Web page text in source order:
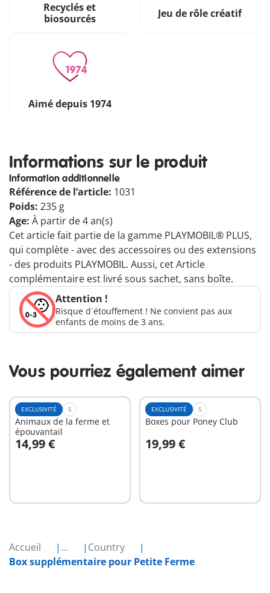
Accueil ...
Country
Box supplémentaire pour Petite Ferme
Recyclés et
biosourcés
Jeu de rôle créatif
Aimé depuis 1974
Informations sur le produit
Information additionnelle
Référence de l’article: 1031
Poids: 235 g
Age: À partir de 4 an(s)
Cet article fait partie de la gamme PLAYMOBIL® PLUS,
qui complète - avec des accessoires ou des extensions
- des produits PLAYMOBIL. Aussi, cet Article
complémentaire est livré sous sachet, sans boîte.
Attention !
Risque d´étouffement ! Ne convient pas aux
enfants de moins de 3 ans.
Vous pourriez également aimer
EXCLUSIVITÉ S
Animaux de la ferme et
épouvantail
14,99 €
Au panier
EXCLUSIVITÉ S
Boxes pour Poney Club
19,99 €
Au panier